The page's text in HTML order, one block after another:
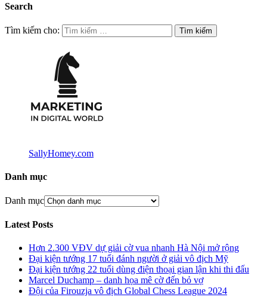
Search
Tìm kiếm cho:
SallyHomey.com
Danh mục
Danh mục
Latest Posts
Hơn 2.300 VĐV dự giải cờ vua nhanh Hà Nội mở rộng
Đại kiện tướng 17 tuổi đánh người ở giải vô địch Mỹ
Đại kiện tướng 22 tuổi dùng điện thoại gian lận khi thi đấu
Marcel Duchamp – danh họa mê cờ đến bỏ vợ
Đội của Firouzja vô địch Global Chess League 2024